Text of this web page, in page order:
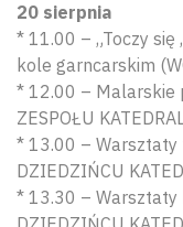
20 sierpnia
* 11.00 – „Toczy
kole garncarskim
* 12.00 – Malarskie
ZESPOŁU
* 13.00 – Warsztaty
DZIEDZIŃCU
* 13.30 – Warsztaty